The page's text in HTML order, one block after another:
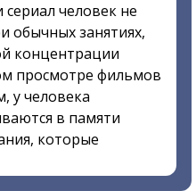
человек не
обычных занятиях,
концентрации
просмотре фильмов
у человека
в памяти
которые